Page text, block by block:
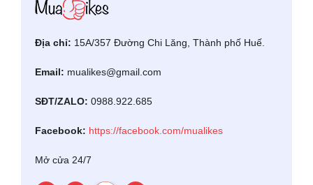
Địa chỉ: 15A/357 Đường Chi Lăng, Thành phố Huế.
Email: mualikes@gmail.com
SĐT/ZALO: 0988.922.685
Facebook: https://facebook.com/mualikes
Mở cửa 24/7